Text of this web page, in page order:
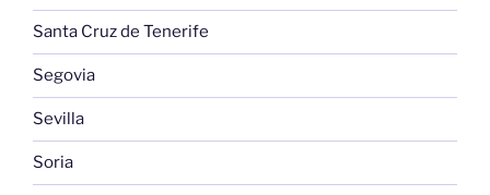
Santa Cruz de Tenerife
Segovia
Sevilla
Soria